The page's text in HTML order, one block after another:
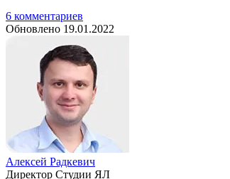
6 комментариев
Обновлено 19.01.2022
Алексей Радкевич
Директор Студии ЯЛ